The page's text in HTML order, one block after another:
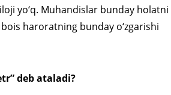
yo‘q. Muhandislar bunday holatni
haroratning bunday o‘zgarishi
deb ataladi?